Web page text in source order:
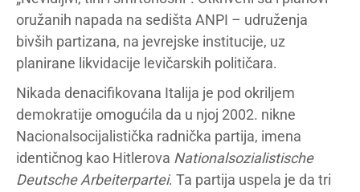
oružanih napada na sedišta ANPI – udruženja
bivših partizana, na jevrejske institucije, uz
planirane likvidacije levičarskih političara.
Nikada denacifikovana Italija je pod okriljem
demokratije omogućila da u njoj 2002. nikne
Nacionalsocijalistička radnička partija, imena
identičnog kao Hitlerova Nationalsozialistische
Deutsche Arbeiterpartei. Ta partija uspela je da tri